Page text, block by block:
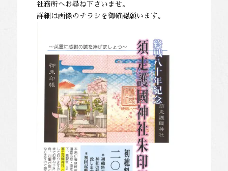
社務所へお尋ね下さいませ。
詳細は画像のチラシを御確認願います。